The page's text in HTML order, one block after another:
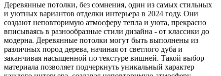
Деревянные потолки, без сомнения, один из самых стильных
и уютных вариантов отделки интерьера в 2024 году. Они
создают неповторимую атмосферу тепла и уюта, прекрасно
вписываясь в разнообразные стили дизайна - от классики до
модерна. Деревянные потолки могут быть выполнены из
различных пород дерева, начиная от светлого дуба и
заканчивая насыщенной по текстуре вишней. Такой выбор
материала позволяет подчеркнуть уникальный характер